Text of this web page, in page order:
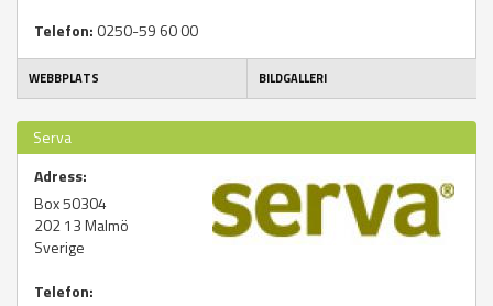
Telefon: 0250-59 60 00
WEBBPLATS BILDGALLERI
Serva
Adress:
Box 50304
202 13Malmö
Sverige
Telefon: